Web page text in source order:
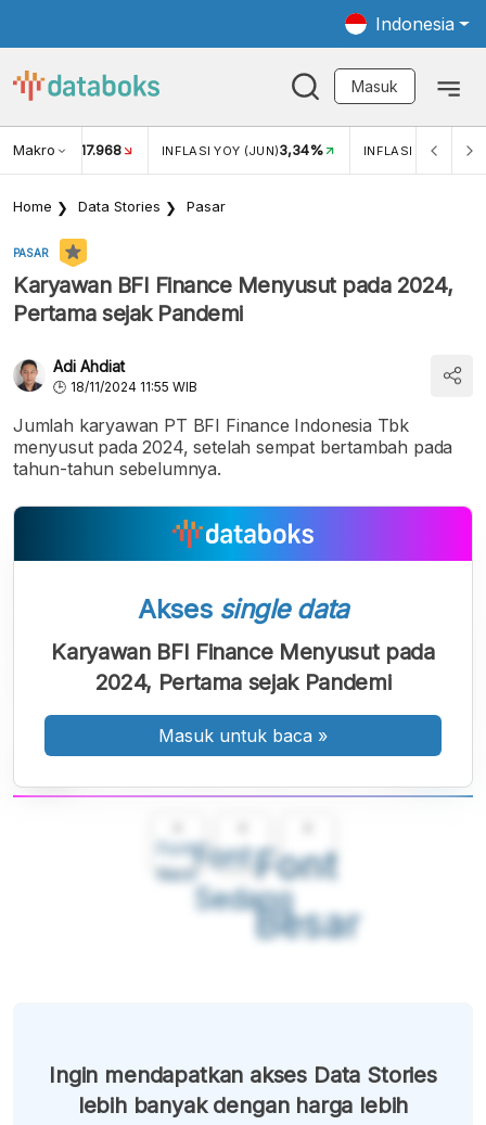
Indonesia
Masuk
Makro
USD/IDR 17.968 INFLASI YOY (JUN)3,34% INFLASI MOM
Home Data Stories Pasar
PASAR
Karyawan BFI Finance Menyusut pada 2024,
Pertama sejak Pandemi
Adi Ahdiat
18/11/2024 11:55 WIB
Jumlah karyawan PT BFI Finance Indonesia Tbk
menyusut pada 2024, setelah sempat bertambah pada
tahun-tahun sebelumnya.
Font
Kecil
Font
Sedang
Font
Besar
Akses single data
Karyawan BFI Finance Menyusut pada
2024, Pertama sejak Pandemi
Masuk untuk baca »
Ingin mendapatkan akses Data Stories
lebih banyak dengan harga lebih